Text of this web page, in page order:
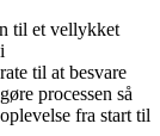
til et vellykket
til at besvare
processen så
fra start til